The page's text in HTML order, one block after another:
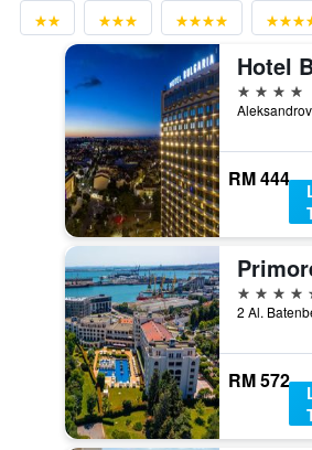
4 bintang
RM 444
5 bintang
RM 572